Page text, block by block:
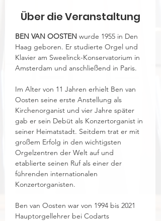
Über die Veranstaltung
BEN VAN OOSTEN wurde 1955 in Den
Haag geboren. Er studierte Orgel und
Klavier am Sweelinck-Konservatorium in
Amsterdam und anschließend in Paris.
Im Alter von 11 Jahren erhielt Ben van
Oosten seine erste Anstellung als
Kirchenorganist und vier Jahre später
gab er sein Debüt als Konzertorganist in
seiner Heimatstadt. Seitdem trat er mit
großem Erfolg in den wichtigsten
Orgelzentren der Welt auf und
etablierte seinen Ruf als einer der
führenden internationalen
Konzertorganisten.
Ben van Oosten war von 1994 bis 2021
Hauptorgellehrer bei Codarts